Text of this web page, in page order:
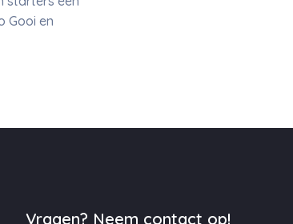
Gooi en
Vragen? Neem contact op!